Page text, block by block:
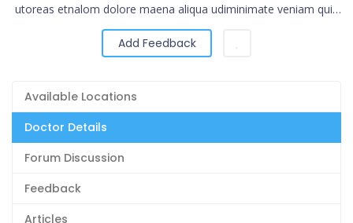
utoreas etnalom dolore maena aliqua udiminimate veniam quis
norud exercita.
Add Feedback
Available Locations
Doctor Details
Forum Discussion
Feedback
Articles